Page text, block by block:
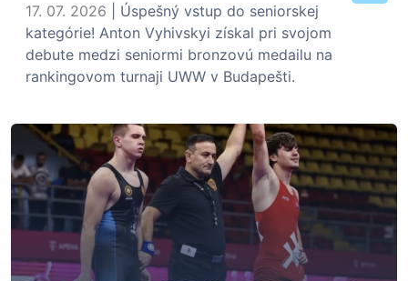
17. 07. 2026 | Úspešný vstup do seniorskej
kategórie! Anton Vyhivskyi získal pri svojom
debute medzi seniormi bronzovú medailu na
rankingovom turnaji UWW v Budapešti.